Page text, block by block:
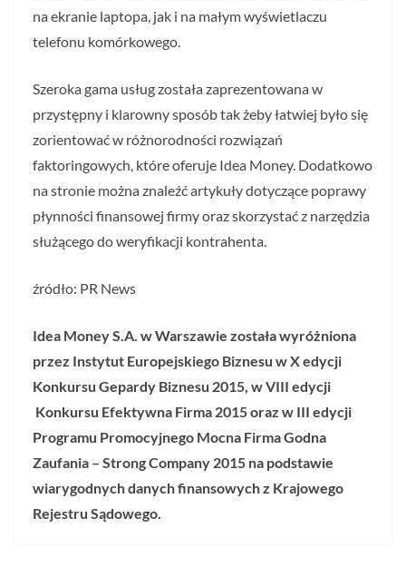
na ekranie laptopa, jak i na małym wyświetlaczu
telefonu komórkowego.
Szeroka gama usług została zaprezentowana w
przystępny i klarowny sposób tak żeby łatwiej było się
zorientować w różnorodności rozwiązań
faktoringowych, które oferuje Idea Money. Dodatkowo
na stronie można znaleźć artykuły dotyczące poprawy
płynności finansowej firmy oraz skorzystać z narzędzia
służącego do weryfikacji kontrahenta.
źródło: PR News
Idea Money S.A. w Warszawie została wyróżniona
przez Instytut Europejskiego Biznesu w X edycji
Konkursu Gepardy Biznesu 2015, w VIII edycji
Konkursu Efektywna Firma 2015 oraz w III edycji
Programu Promocyjnego Mocna Firma Godna
Zaufania – Strong Company 2015 na podstawie
wiarygodnych danych finansowych z Krajowego
Rejestru Sądowego.